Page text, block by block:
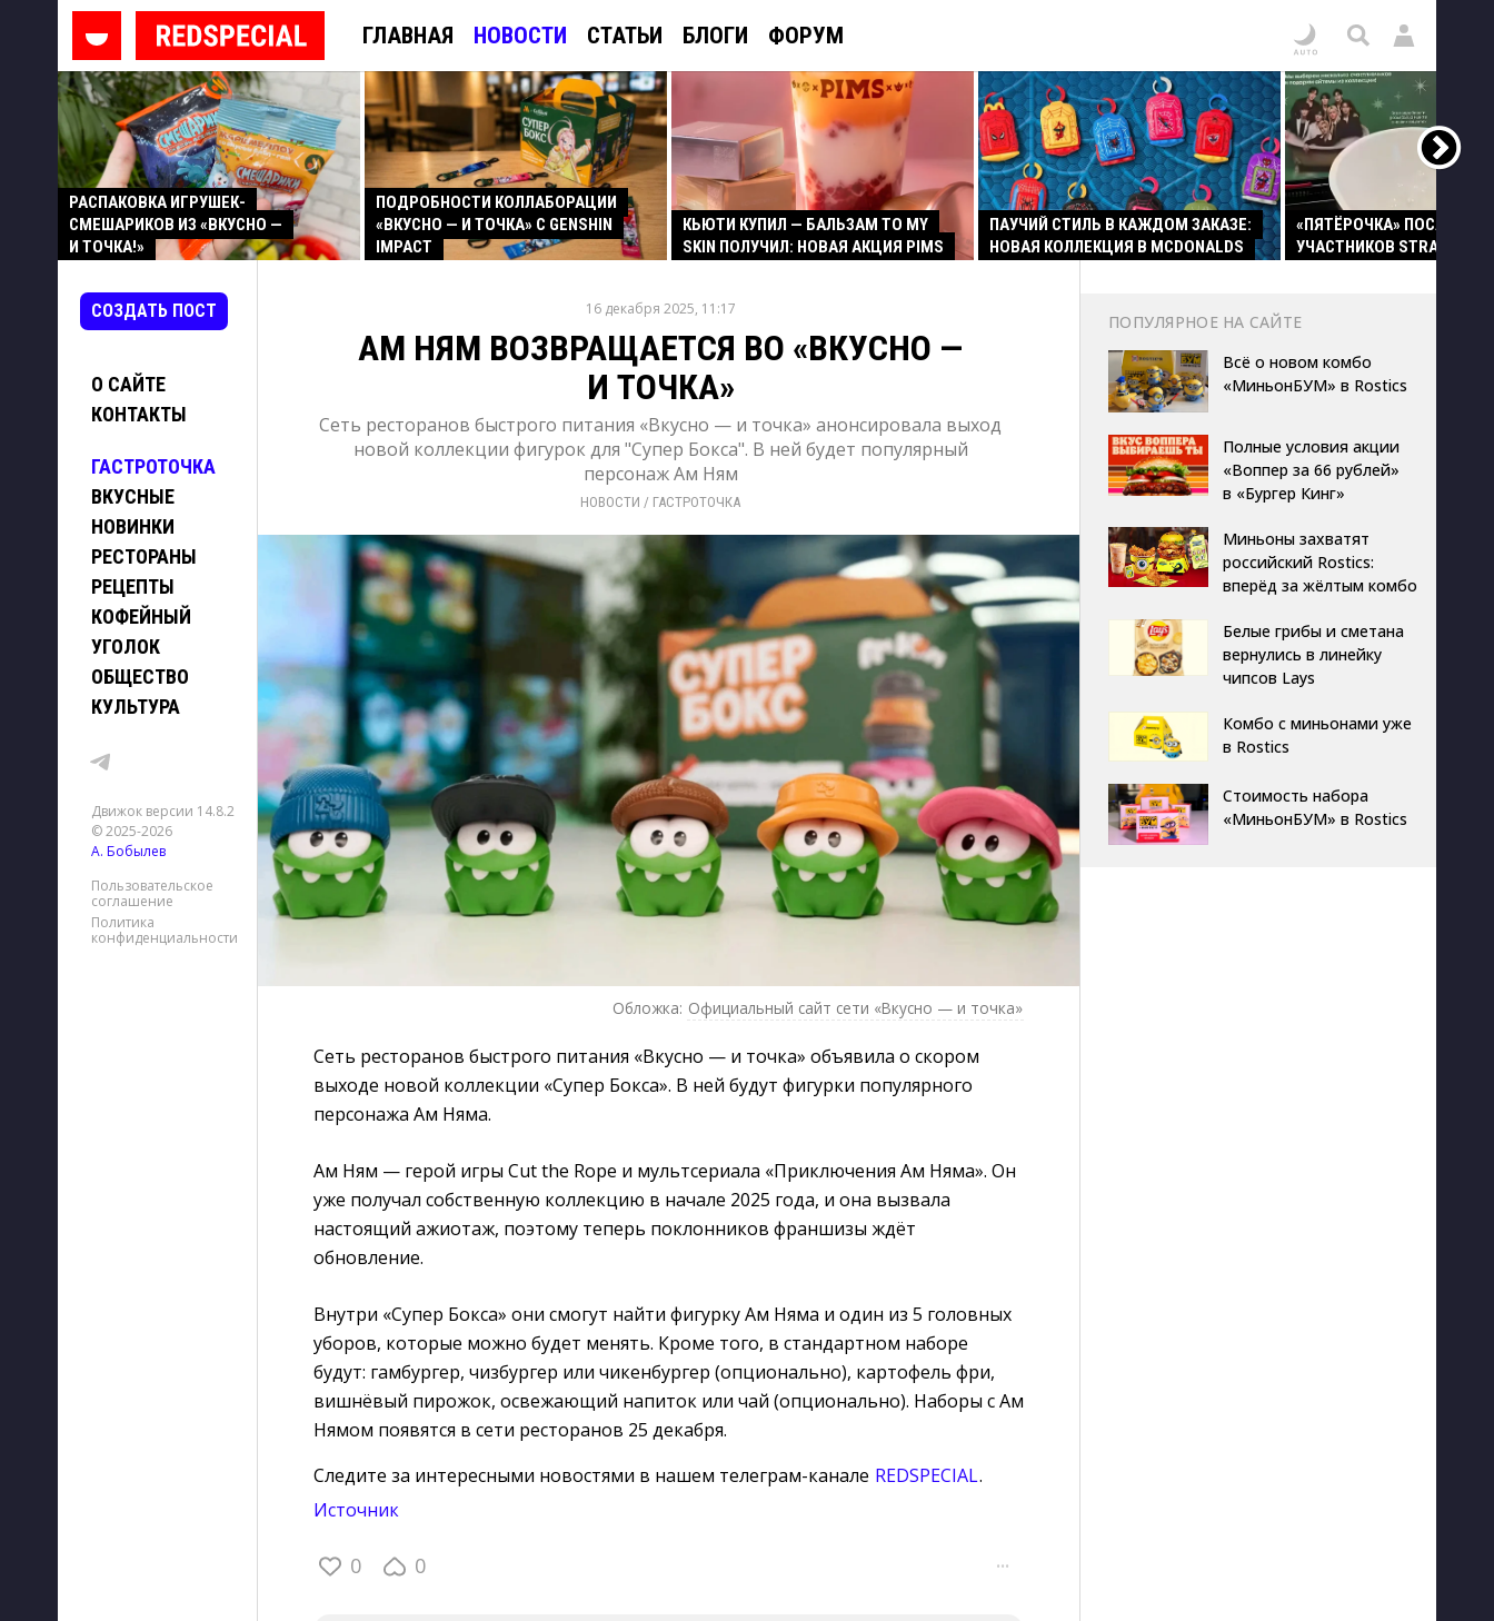
ГЛАВНАЯ НОВОСТИ СТАТЬИ БЛОГИ ФОРУМ
РАСПАКОВКА ИГРУШЕК-
СМЕШАРИКОВ ИЗ «ВКУСНО —
И ТОЧКА!»
ПОДРОБНОСТИ КОЛЛАБОРАЦИИ
«ВКУСНО — И ТОЧКА» С GENSHIN
IMPACT
КЬЮТИ КУПИЛ — БАЛЬЗАМ TO MY
SKIN ПОЛУЧИЛ: НОВАЯ АКЦИЯ PIMS
ПАУЧИЙ СТИЛЬ В КАЖДОМ ЗАКАЗЕ:
НОВАЯ КОЛЛЕКЦИЯ В MCDONALDS
«ПЯТЁРОЧКА» ПОСАДИЛА
УЧАСТНИКОВ STRAY KIDS
СОЗДАТЬ ПОСТ
О САЙТЕ
КОНТАКТЫ
ГАСТРОТОЧКА
ВКУСНЫЕ
НОВИНКИ
РЕСТОРАНЫ
РЕЦЕПТЫ
КОФЕЙНЫЙ
УГОЛОК
ОБЩЕСТВО
КУЛЬТУРА
Движок версии 14.8.2
© 2025-2026
А. Бобылев
Пользовательское
соглашение
Политика
конфиденциальности
16 декабря 2025, 11:17
АМ НЯМ ВОЗВРАЩАЕТСЯ ВО «ВКУСНО —
И ТОЧКА»
Сеть ресторанов быстрого питания «Вкусно — и точка» анонсировала выход
новой коллекции фигурок для "Супер Бокса". В ней будет популярный
персонаж Ам Ням
НОВОСТИ / ГАСТРОТОЧКА
Обложка: Официальный сайт сети «Вкусно — и точка»
Сеть ресторанов быстрого питания «Вкусно — и точка» объявила о скором
выходе новой коллекции «Супер Бокса». В ней будут фигурки популярного
персонажа Ам Няма.
Ам Ням — герой игры Cut the Rope и мультсериала «Приключения Ам Няма». Он
уже получал собственную коллекцию в начале 2025 года, и она вызвала
настоящий ажиотаж, поэтому теперь поклонников франшизы ждёт
обновление.
Внутри «Супер Бокса» они смогут найти фигурку Ам Няма и один из 5 головных
уборов, которые можно будет менять. Кроме того, в стандартном наборе
будут: гамбургер, чизбургер или чикенбургер (опционально), картофель фри,
вишнёвый пирожок, освежающий напиток или чай (опционально). Наборы с Ам
Нямом появятся в сети ресторанов 25 декабря.
Следите за интересными новостями в нашем телеграм-канале REDSPECIAL.
Источник
0 0 ···
ПОПУЛЯРНОЕ НА САЙТЕ
Всё о новом комбо
«МиньонБУМ» в Rostics
Полные условия акции
«Воппер за 66 рублей»
в «Бургер Кинг»
Миньоны захватят
российский Rostics:
вперёд за жёлтым комбо
Белые грибы и сметана
вернулись в линейку
чипсов Lays
Комбо с миньонами уже
в Rostics
Стоимость набора
«МиньонБУМ» в Rostics